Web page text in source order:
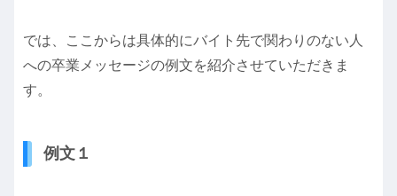
では、ここからは具体的にバイト先で関わりのない人
への卒業メッセージの例文を紹介させていただきま
す。
例文１